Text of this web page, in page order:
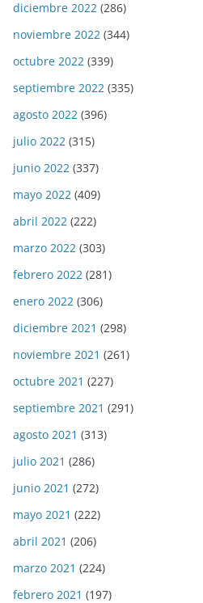
diciembre 2022 (286)
noviembre 2022 (344)
octubre 2022 (339)
septiembre 2022 (335)
agosto 2022 (396)
julio 2022 (315)
junio 2022 (337)
mayo 2022 (409)
abril 2022 (222)
marzo 2022 (303)
febrero 2022 (281)
enero 2022 (306)
diciembre 2021 (298)
noviembre 2021 (261)
octubre 2021 (227)
septiembre 2021 (291)
agosto 2021 (313)
julio 2021 (286)
junio 2021 (272)
mayo 2021 (222)
abril 2021 (206)
marzo 2021 (224)
febrero 2021 (197)